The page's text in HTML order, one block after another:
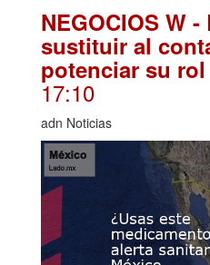
NEGOCIOS W
sustituir al
potenciar su
17:10
adn Noticias